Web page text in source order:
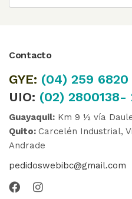
Contacto
GYE: (04) 259 6820
UIO: (02) 2800138-
Guayaquil: Km 9 ½ vía
Quito: Carcelén Industrial,
Andrade
pedidoswebibc@gmail.com